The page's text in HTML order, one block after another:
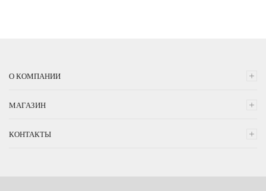
О КОМПАНИИ
МАГАЗИН
КОНТАКТЫ